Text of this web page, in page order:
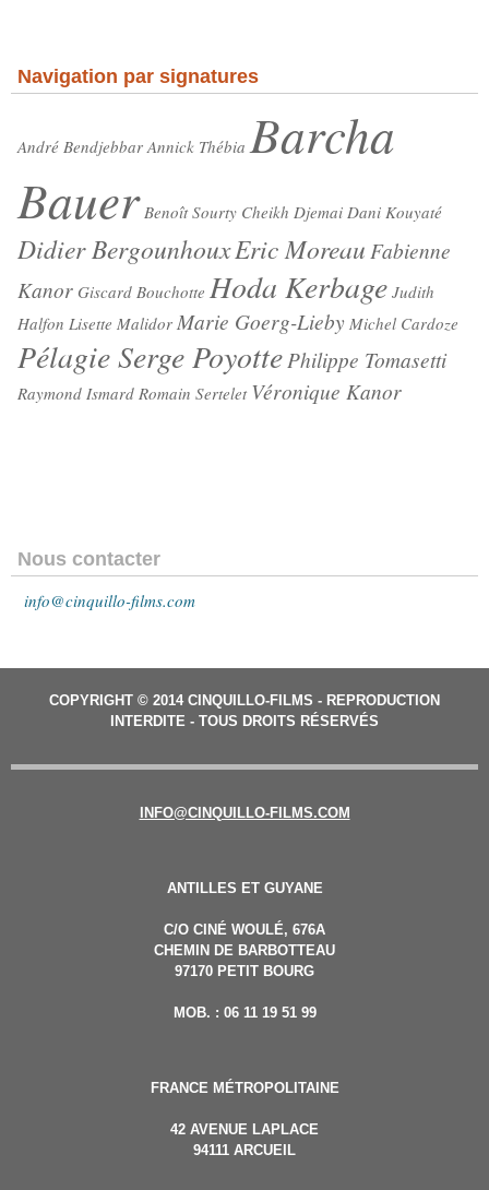
Navigation par signatures
André Bendjebbar Annick Thébia Barcha
Bauer Benoît Sourty Cheikh Djemai Dani Kouyaté
Didier BergounhouxEric Moreau Fabienne
Kanor Giscard Bouchotte Hoda Kerbage Judith
Halfon Lisette Malidor Marie Goerg-Lieby Michel Cardoze
Pélagie Serge PoyottePhilippe Tomasetti
Raymond Ismard Romain Sertelet Véronique Kanor
Nous contacter
info@cinquillo-films.com
COPYRIGHT © 2014 CINQUILLO-FILMS - REPRODUCTION
INTERDITE - TOUS DROITS RÉSERVÉS
INFO@CINQUILLO-FILMS.COM
ANTILLES ET GUYANE
C/O CINÉ WOULÉ, 676A
CHEMIN DE BARBOTTEAU
97170 PETIT BOURG
MOB. : 06 11 19 51 99
FRANCE MÉTROPOLITAINE
42 AVENUE LAPLACE
94111 ARCUEIL